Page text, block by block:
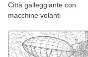
Città galleggiante con
macchine volanti